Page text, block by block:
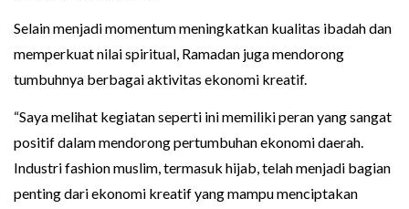
Selain menjadi momentum meningkatkan kualitas ibadah dan
memperkuat nilai spiritual, Ramadan juga mendorong
tumbuhnya berbagai aktivitas ekonomi kreatif.
“Saya melihat kegiatan seperti ini memiliki peran yang sangat
positif dalam mendorong pertumbuhan ekonomi daerah.
Industri fashion muslim, termasuk hijab, telah menjadi bagian
penting dari ekonomi kreatif yang mampu menciptakan